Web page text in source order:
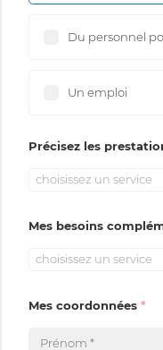
Du personnel
Un emploi
Précisez les
choisissez un service
Mes besoins
choisissez un service
Mes coordonnées